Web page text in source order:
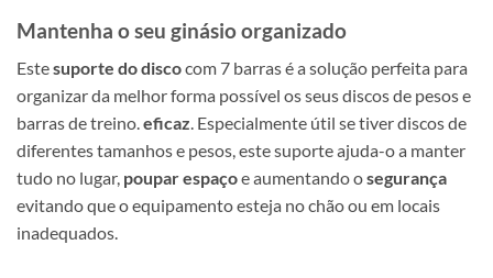
Mantenha o seu ginásio organizado
Estesuporte do discocom 7 barras é a solução perfeita para
organizar da melhor forma possível os seus discos de pesos e
barras de treino.eficaz. Especialmente útil se tiver discos de
diferentes tamanhos e pesos, este suporte ajuda-o a manter
tudo no lugar, poupar espaçoe aumentando osegurança
evitando que o equipamento esteja no chão ou em locais
inadequados.